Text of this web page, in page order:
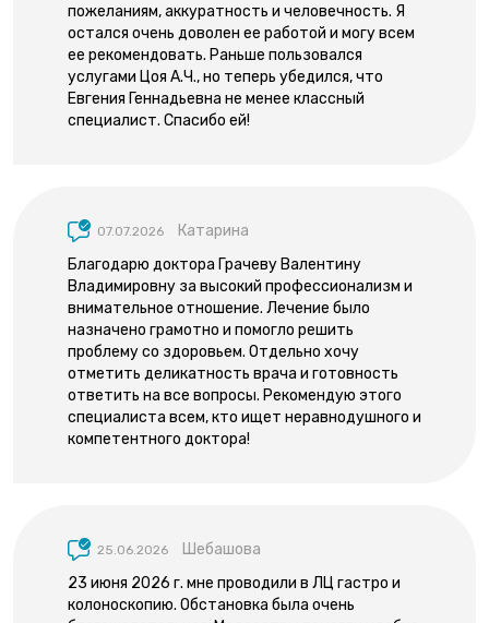
пожеланиям, аккуратность и человечность. Я
остался очень доволен ее работой и могу всем
ее рекомендовать. Раньше пользовался
услугами Цоя А.Ч., но теперь убедился, что
Евгения Геннадьевна не менее классный
специалист. Спасибо ей!
07.07.2026
Катарина
Благодарю доктора Грачеву Валентину
Владимировну за высокий профессионализм и
внимательное отношение. Лечение было
назначено грамотно и помогло решить
проблему со здоровьем. Отдельно хочу
отметить деликатность врача и готовность
ответить на все вопросы. Рекомендую этого
специалиста всем, кто ищет неравнодушного и
компетентного доктора!
25.06.2026
Шебашова
23 июня 2026 г. мне проводили в ЛЦ гастро и
колоноскопию. Обстановка была очень